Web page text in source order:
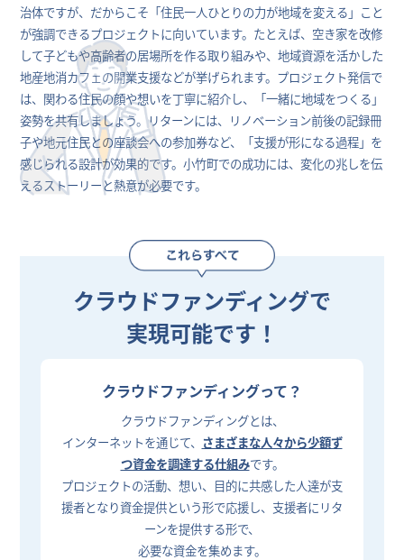
治体ですが、だからこそ「住民一人ひとりの力が地域を変える」こと
が強調できるプロジェクトに向いています。たとえば、空き家を改修
して子どもや高齢者の居場所を作る取り組みや、地域資源を活かした
地産地消カフェの開業支援などが挙げられます。プロジェクト発信で
は、関わる住民の顔や想いを丁寧に紹介し、「一緒に地域をつくる」
姿勢を共有しましょう。リターンには、リノベーション前後の記録冊
子や地元住民との座談会への参加券など、「支援が形になる過程」を
感じられる設計が効果的です。小竹町での成功には、変化の兆しを伝
えるストーリーと熱意が必要です。
クラウドファンディングで
実現可能です！
クラウドファンディングって？
クラウドファンディングとは、
インターネットを通じて、 さまざまな人々から少額ず
つ資金を調達する仕組みです。
プロジェクトの活動、想い、目的に共感した人達が支
援者となり資金提供という形で応援し、支援者にリタ
ーンを提供する形で、
必要な資金を集めます。